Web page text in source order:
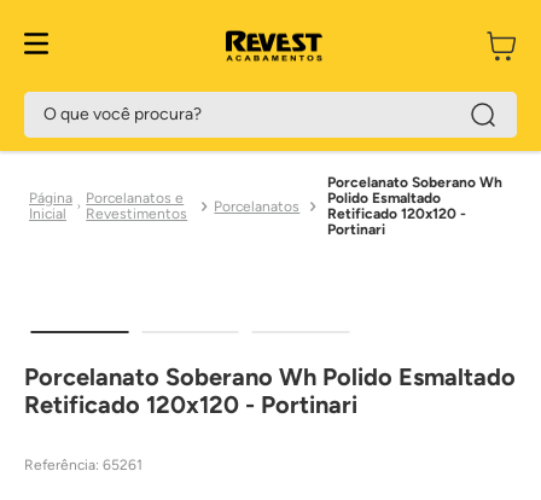
O que você procura?
Porcelanatos e
Revestimentos
Porcelanatos
Porcelanato Soberano Wh
Polido Esmaltado
Retificado 120x120 -
Portinari
Porcelanato Soberano Wh Polido Esmaltado
Retificado 120x120 - Portinari
Referência: 65261